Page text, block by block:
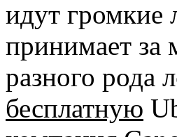
идут громкие
принимает
разного рода
бесплатную